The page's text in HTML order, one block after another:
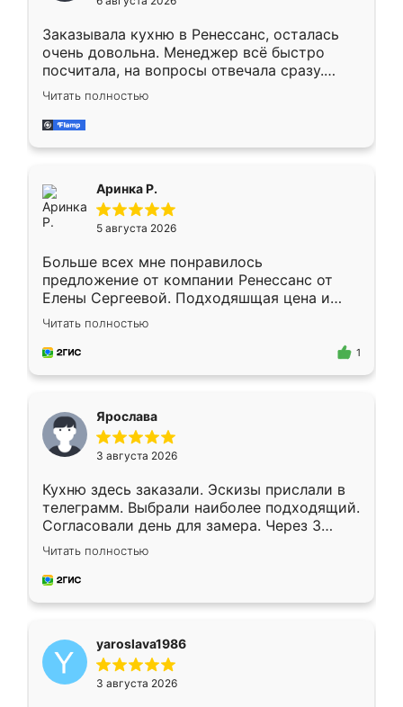
мебели буду заказывать только здесь.
Заказывала кухню в Ренессанс, осталась
очень довольна. Менеджер всё быстро
посчитала, на вопросы отвечала сразу.
Замерщик приехал в субботу, подошёл к
делу со всей ответственностью. Собрали
за день, ребята работали аккуратно, даже
Читать полностью
Аринка Р.
5 августа 2026
Больше всех мне понравилось
предложение от компании Ренессанс от
Елены Сергеевой. Подходяшщая цена и
короткие сроки изготовления. Приехавший
для замера сотрудник Владислав
предложил по моему эскизу самый
Читать полностью
1
Ярослава
3 августа 2026
Кухню здесь заказали. Эскизы прислали в
телеграмм. Выбрали наиболее подходящий.
Согласовали день для замера. Через 3
недели кухня была уже готова. Остались
довольны работой. Спасибо Ренессанс
мебель за качественную работу!
Читать полностью
yaroslava1986
3 августа 2026